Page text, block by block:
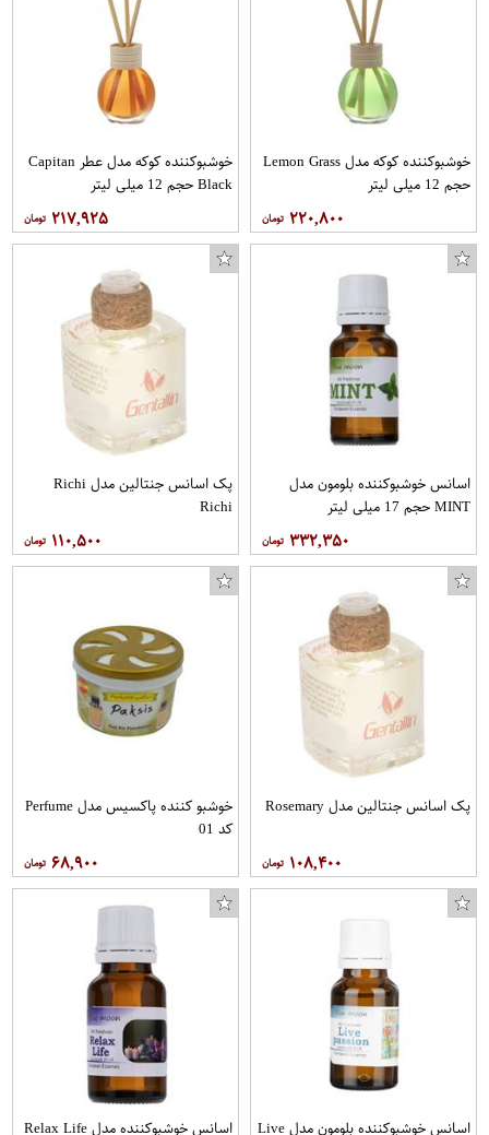
خوشبوکننده کوکه مدل Lemon Grass
حجم 12 میلی لیتر
۲۲۰,۸۰۰
خوشبوکننده کوکه مدل عطر Capitan
Black حجم 12 میلی لیتر
۲۱۷,۹۲۵
اسانس خوشبوکننده بلومون مدل
MINT حجم 17 میلی لیتر
۳۳۲,۳۵۰
پک اسانس جنتالین مدل Richi
Richi
۱۱۰,۵۰۰
پک اسانس جنتالین مدل Rosemary
۱۰۸,۴۰۰
خوشبو کننده پاکسیس مدل Perfume
کد 01
۶۸,۹۰۰
اسانس خوشبوکننده بلومون مدل Live
اسانس خوشبوکننده مدل Relax Life